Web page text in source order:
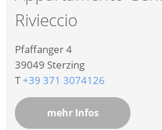
Rivieccio
Pfaffanger 4
39049 Sterzing
T+39 371 3074126
mehr Infos